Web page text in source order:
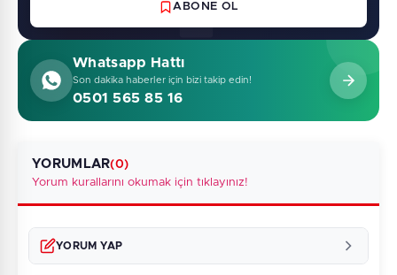
ABONE OL
Whatsapp Hattı
Son dakika haberler için bizi takip edin!
0501 565 85 16
YORUMLAR(0)
Yorum kurallarını okumak için tıklayınız!
YORUM YAP